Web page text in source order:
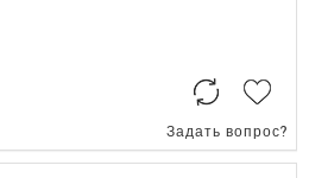
Задать вопрос?